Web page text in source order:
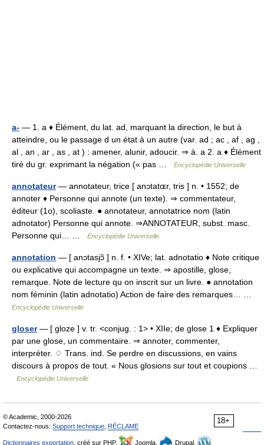
a- — 1. a ♦ Élément, du lat. ad, marquant la direction, le but à
atteindre, ou le passage d un état à un autre (var. ad ; ac , af , ag ,
al , an , ar , as , at ) : amener, alunir, adoucir. ⇒ à. a 2. a ♦ Élément
tiré du gr. exprimant la négation (« pas …
Encyclopédie Universelle
annotateur— annotateur, trice [ anɔtatɶr, tris ] n. • 1552; de
annoter ♦ Personne qui annote (un texte). ⇒ commentateur,
éditeur (1o), scoliaste. ● annotateur, annotatrice nom (latin
adnotator) Personne qui annote. ⇒ANNOTATEUR, subst. masc.
Personne qui… …
Encyclopédie Universelle
annotation — [ anɔtasjɔ̃ ] n. f. • XIVe; lat. adnotatio ♦ Note critique
ou explicative qui accompagne un texte. ⇒ apostille, glose,
remarque. Note de lecture qu on inscrit sur un livre. ● annotation
nom féminin (latin adnotatio) Action de faire des remarques… …
Encyclopédie Universelle
gloser— [ gloze ] v. tr. <conjug. : 1> • XIIe; de glose 1 ♦ Expliquer
par une glose, un commentaire. ⇒ annoter, commenter,
interpréter. ♢ Trans. ind. Se perdre en discussions, en vains
discours à propos de tout. « Nous glosions sur tout et coupions …
Encyclopédie Universelle
18+
© Academic, 2000-2026
Contactez-nous: Support technique RÉCLAME
Dictionnaires exportation , créé sur PHP, Joomla, Drupal,